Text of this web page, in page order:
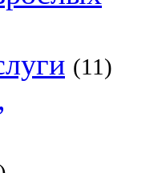
(11)